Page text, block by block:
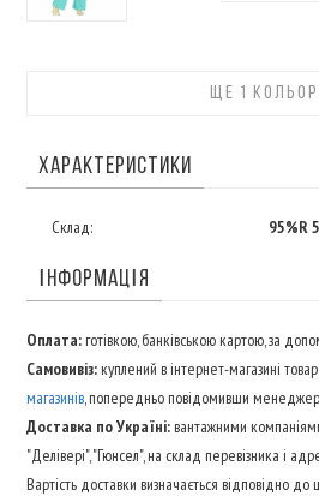
ЩЕ 1
ХАРАКТЕРИСТИКИ
Склад: 95%R
ІНФОРМАЦІЯ
Оплата: готівкою, банківською картою, за
Самовивіз: куплений в інтернет-магазині
магазинів, попередньо повідомивши
Доставка по Україні: вантажними
"Делівері", "Гюнсел", на склад перевізника і
Вартість доставки визначається відповідно до